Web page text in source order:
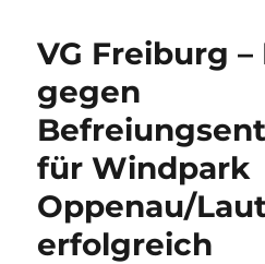
VG Freiburg –
gegen
für Windpark
Oppenau/
erfolgreich